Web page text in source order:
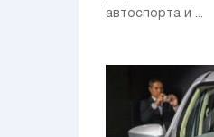
автоспорта и ...